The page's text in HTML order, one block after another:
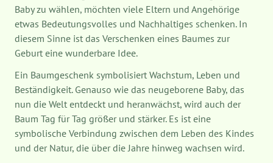
Baby zu wählen, möchten viele Eltern und Angehörige
etwas Bedeutungsvolles und Nachhaltiges schenken. In
diesem Sinne ist das Verschenken eines Baumes zur
Geburt eine wunderbare Idee.
Ein Baumgeschenk symbolisiert Wachstum, Leben und
Beständigkeit. Genauso wie das neugeborene Baby, das
nun die Welt entdeckt und heranwächst, wird auch der
Baum Tag für Tag größer und stärker. Es ist eine
symbolische Verbindung zwischen dem Leben des Kindes
und der Natur, die über die Jahre hinweg wachsen wird.